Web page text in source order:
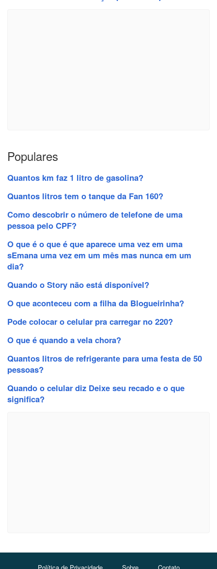
Populares
Quantos km faz 1 litro de gasolina?
Quantos litros tem o tanque da Fan 160?
Como descobrir o número de telefone de uma
pessoa pelo CPF?
O que é o que é que aparece uma vez em uma
sEmana uma vez em um mês mas nunca em um
dia?
Quando o Story não está disponível?
O que aconteceu com a filha da Blogueirinha?
Pode colocar o celular pra carregar no 220?
O que é quando a vela chora?
Quantos litros de refrigerante para uma festa de 50
pessoas?
Quando o celular diz Deixe seu recado e o que
significa?